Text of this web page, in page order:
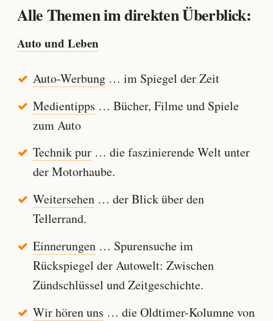
Alle Themen im direkten Überblick:
Auto und Leben
Auto-Werbung… im Spiegel der Zeit
Medientipps … Bücher, Filme und Spiele
zum Auto
Technik pur… die faszinierende Welt unter
der Motorhaube.
Weitersehen… der Blick über den
Tellerrand.
Einnerungen… Spurensuche im
Rückspiegel der Autowelt: Zwischen
Zündschlüssel und Zeitgeschichte.
Wir hören uns … die Oldtimer-Kolumne von